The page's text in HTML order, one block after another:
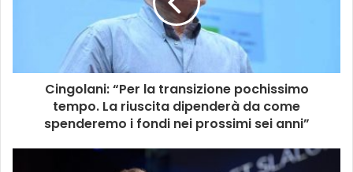
Cingolani: “Per la transizione pochissimo
tempo. La riuscita dipenderà da come
spenderemo i fondi nei prossimi sei anni”